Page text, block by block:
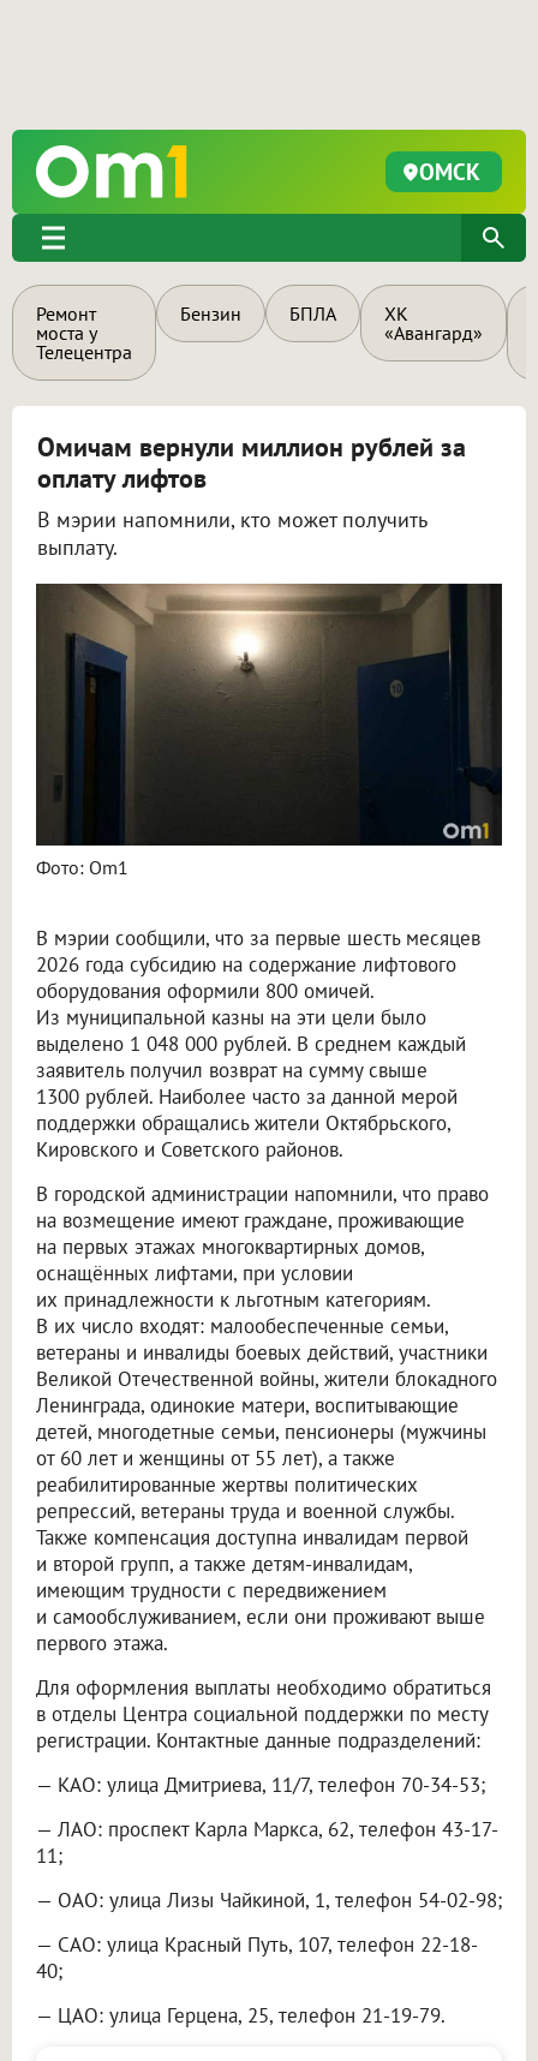
ОМСК
Ремонт
моста у
Телецентра
Бензин БПЛА
ХК
«Авангард»
Омичам вернули миллион рублей за
оплату лифтов
В мэрии напомнили, кто может получить
выплату.
Фото: Om1
В мэрии сообщили, что за первые шесть месяцев
2026 года субсидию на содержание лифтового
оборудования оформили 800 омичей.
Из муниципальной казны на эти цели было
выделено 1 048 000 рублей. В среднем каждый
заявитель получил возврат на сумму свыше
1300 рублей. Наиболее часто за данной мерой
поддержки обращались жители Октябрьского,
Кировского и Советского районов.
В городской администрации напомнили, что право
на возмещение имеют граждане, проживающие
на первых этажах многоквартирных домов,
оснащённых лифтами, при условии
их принадлежности к льготным категориям.
В их число входят: малообеспеченные семьи,
ветераны и инвалиды боевых действий, участники
Великой Отечественной войны, жители блокадного
Ленинграда, одинокие матери, воспитывающие
детей, многодетные семьи, пенсионеры (мужчины
от 60 лет и женщины от 55 лет), а также
реабилитированные жертвы политических
репрессий, ветераны труда и военной службы.
Также компенсация доступна инвалидам первой
и второй групп, а также детям-инвалидам,
имеющим трудности с передвижением
и самообслуживанием, если они проживают выше
первого этажа.
Для оформления выплаты необходимо обратиться
в отделы Центра социальной поддержки по месту
регистрации. Контактные данные подразделений:
— КАО: улица Дмитриева, 11/7, телефон 70-34-53;
— ЛАО: проспект Карла Маркса, 62, телефон 43-17-
11;
— ОАО: улица Лизы Чайкиной, 1, телефон 54-02-98;
— САО: улица Красный Путь, 107, телефон 22-18-
40;
— ЦАО: улица Герцена, 25, телефон 21-19-79.